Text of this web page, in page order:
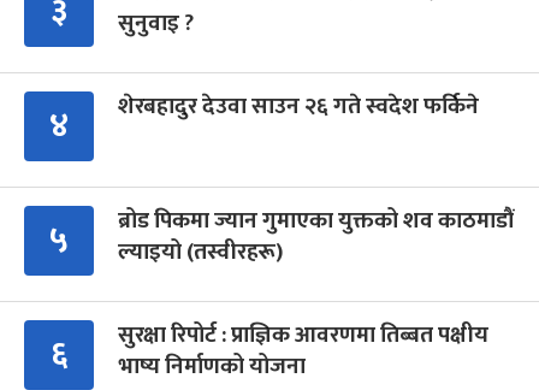
३
सुनुवाइ ?
४ शेरबहादुर देउवा साउन २६ गते स्वदेश फर्किने
५
ब्रोड पिकमा ज्यान गुमाएका युक्तको शव काठमाडौं
ल्याइयो (तस्वीरहरू)
६
सुरक्षा रिपोर्ट : प्राज्ञिक आवरणमा तिब्बत पक्षीय
भाष्य निर्माणको योजना